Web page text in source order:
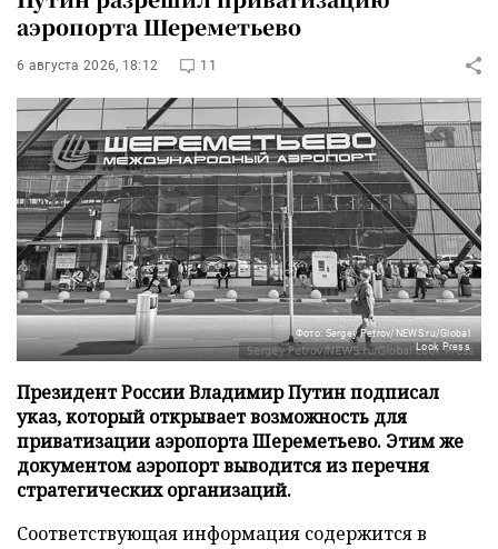
аэропорта Шереметьево
6 августа 2026, 18:12 11
Фото: Sergey Petrov/NEWS.ru/Global
Look Press
Президент России Владимир Путин подписал
указ, который открывает возможность для
приватизации аэропорта Шереметьево. Этим же
документом аэропорт выводится из перечня
стратегических организаций.
Соответствующая информация содержится в